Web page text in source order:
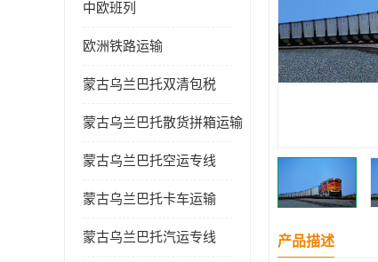
中欧班列
欧洲铁路运输
蒙古乌兰巴托双清包税
蒙古乌兰巴托散货拼箱运输
蒙古乌兰巴托空运专线
蒙古乌兰巴托卡车运输
蒙古乌兰巴托汽运专线 产品描述